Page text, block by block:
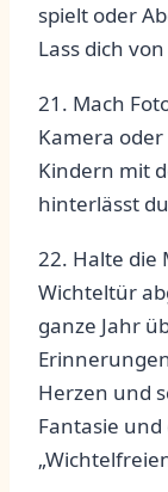
spielt oder
Lass dich
21. Mach
Kamera
Kindern mit‌
hinterlässt
22. Halte die
Wichteltür
ganze Jahr
Herzen und
Fantasie